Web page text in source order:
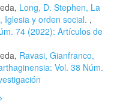
Long, D. Stephen, La
Iglesia y orden social. ,
74 (2022): Artículos de
Ravasi, Gianfranco,
Vol. 38 Núm.